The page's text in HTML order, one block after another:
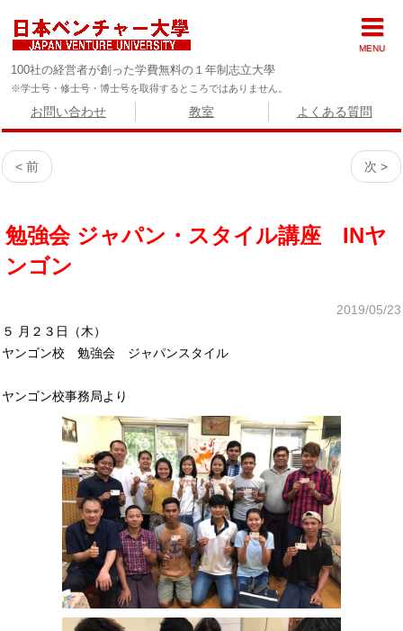
100社の経営者が創った学費無料の１年制志立大學
※学士号・修士号・博士号を取得するところではありません。
お問い合わせ 教室 よくある質問
< 前 次 >
勉強会 ジャパン・スタイル講座 INヤ
ンゴン
2019/05/23
５ 月２３日（木）
ヤンゴン校 勉強会 ジャパンスタイル
ヤンゴン校事務局より
MENU